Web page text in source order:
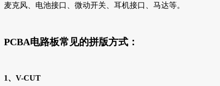
麦克风、电池接口、微动开关、耳机接口、马达等。
PCBA电路板常见的拼版方式：
1、V-CUT